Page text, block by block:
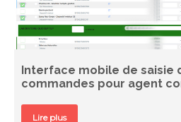
Interface mobile de saisie
commandes pour agent
Lire plus